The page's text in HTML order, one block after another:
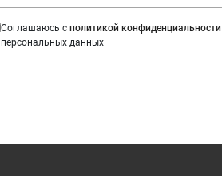
Соглашаюсь с политикой конфиденциальности
персональных данных